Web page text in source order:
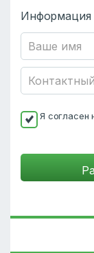
Информация
Я согласен